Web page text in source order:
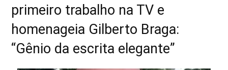
primeiro trabalho na TV e
homenageia Gilberto Braga:
“Gênio da escrita elegante”